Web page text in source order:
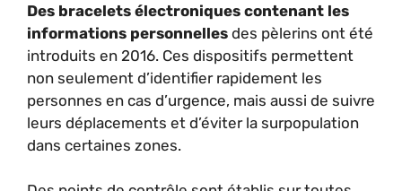
Des bracelets électroniques contenant les
informations personnelles des pèlerins ont été
introduits en 2016. Ces dispositifs permettent
non seulement d’identifier rapidement les
personnes en cas d’urgence, mais aussi de suivre
leurs déplacements et d’éviter la surpopulation
dans certaines zones.